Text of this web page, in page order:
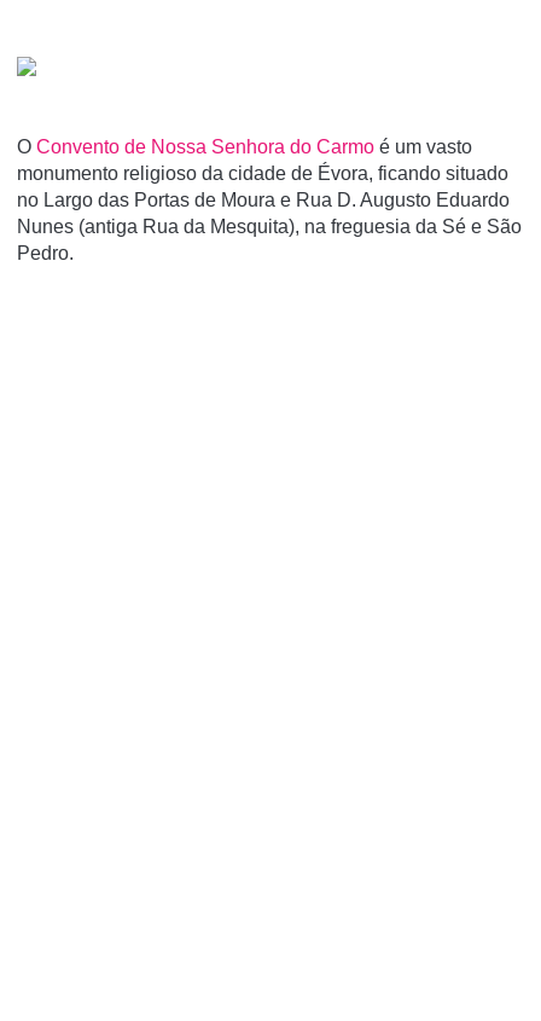
O Convento de Nossa Senhora do Carmo é um vasto
monumento religioso da cidade de Évora, ficando situado
no Largo das Portas de Moura e Rua D. Augusto Eduardo
Nunes (antiga Rua da Mesquita), na freguesia da Sé e São
Pedro.